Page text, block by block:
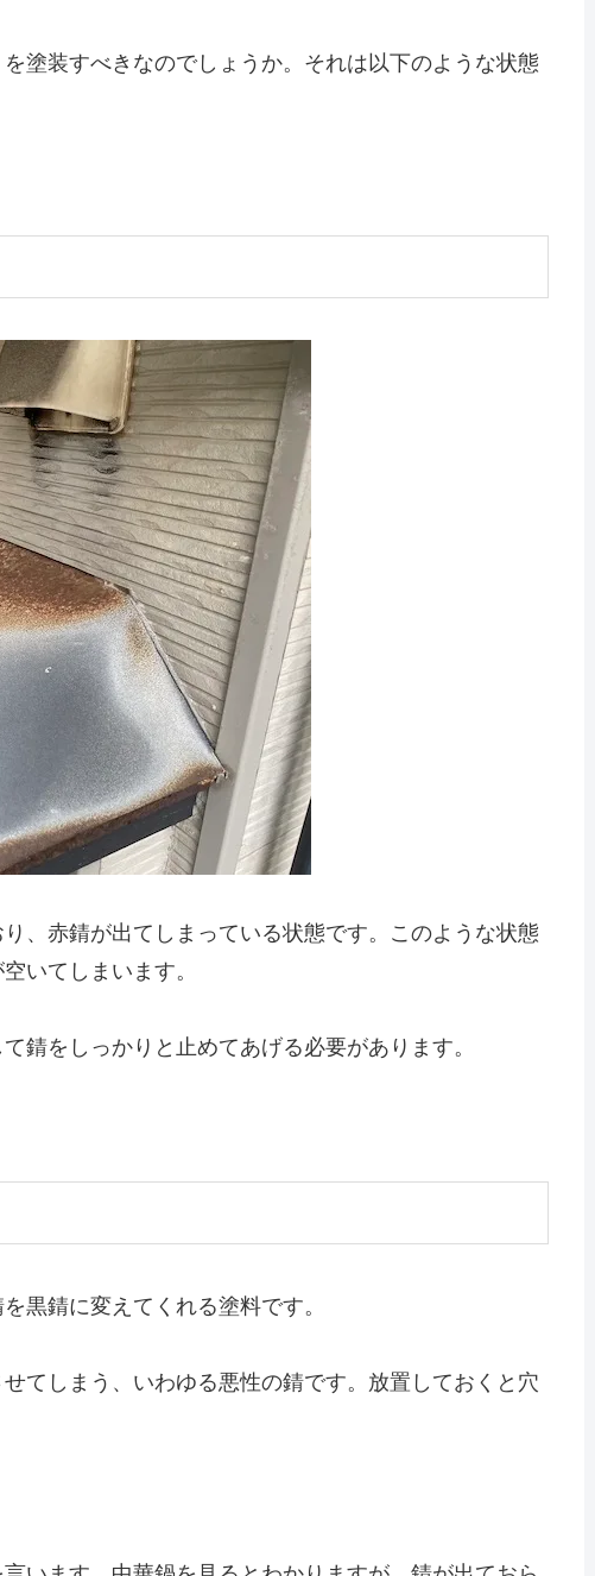
塗装すべきなのでしょうか。それは以下のような状態
、赤錆が出てしまっている状態です。このような状態
いてしまいます。
錆をしっかりと止めてあげる必要があります。
黒錆に変えてくれる塗料です。
てしまう、いわゆる悪性の錆です。放置しておくと穴